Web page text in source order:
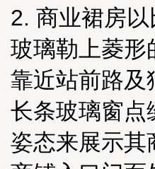
2. 商业裙房
玻璃勒上菱形
靠近站前路及
长条玻璃窗点
姿态来展示其